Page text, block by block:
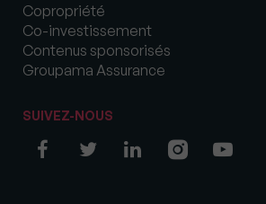
Copropriété
Co-investissement
Contenus sponsorisés
Groupama Assurance
SUIVEZ-NOUS